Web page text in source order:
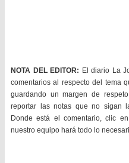
NOTA DEL EDITOR: El diario La
comentarios al respecto del tema
guardando un margen de
reportar las notas que no sigan
Donde está el comentario, clic
nuestro equipo hará todo lo